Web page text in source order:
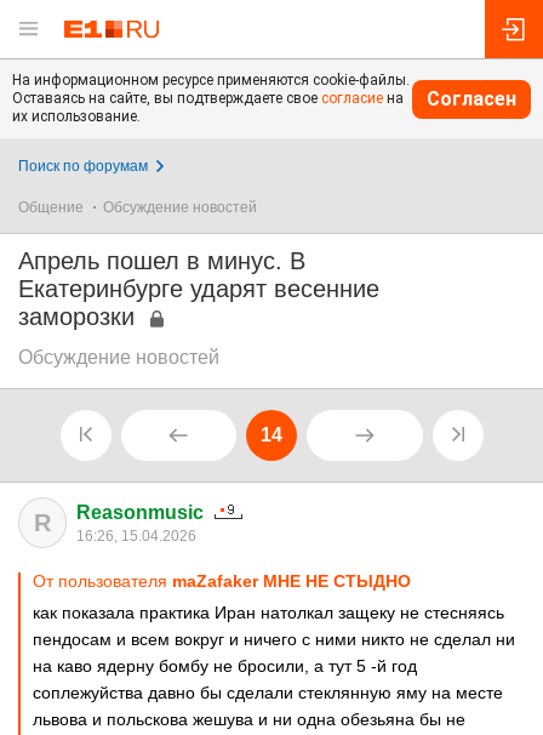
На информационном ресурсе применяются cookie-файлы.
Оставаясь на сайте, вы подтверждаете свое согласие на
их использование.
Согласен
Поиск по форумам
Общение Обсуждение новостей
Апрель пошел в минус. В
Екатеринбурге ударят весенние
заморозки
Обсуждение новостей
14
R Reasonmusic
16:26, 15.04.2026
От пользователя maZafaker МНЕ НЕ СТЫДНО
как показала практика Иран натолкал защеку не стесняясь
пендосам и всем вокруг и ничего с ними никто не сделал ни
на каво ядерну бомбу не бросили, а тут 5 -й год
соплежуйства давно бы сделали стеклянную яму на месте
львова и польскова жешува и ни одна обезьяна бы не